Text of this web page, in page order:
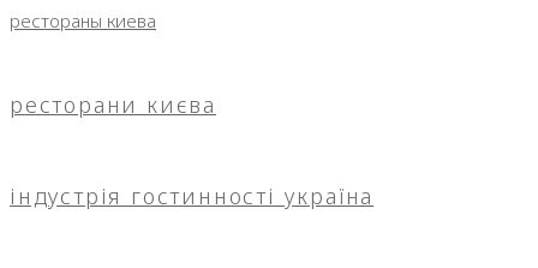
рестораны киева
ресторани києва
індустрія гостинності україна